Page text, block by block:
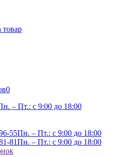
товар
0
– Пт.: с 9:00 до 18:00
55Пн. – Пт.: с 9:00 до 18:00
81Пн. – Пт.: с 9:00 до 18:00